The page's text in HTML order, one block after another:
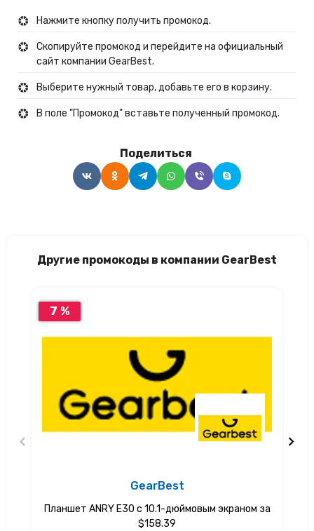
Нажмите кнопку получить промокод.
Скопируйте промокод и перейдите на официальный
сайт компании GearBest.
Выберите нужный товар, добавьте его в корзину.
В поле "Промокод" вставьте полученный промокод.
Поделиться
Другие промокоды в компании GearBest
7 %
GearBest
Планшет ANRY E30 с 10.1-дюймовым экраном за
$158.39